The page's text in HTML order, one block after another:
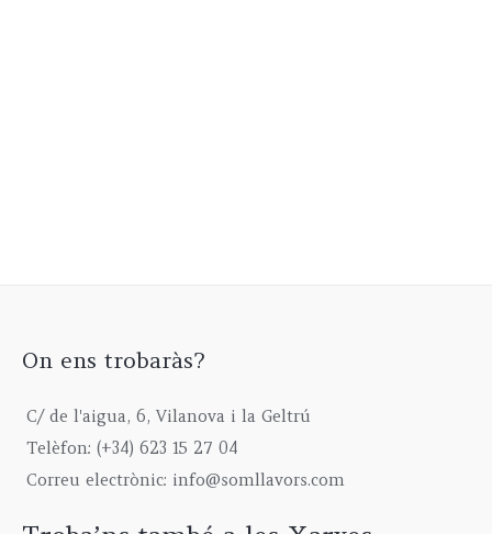
On ens trobaràs?
C/ de l'aigua, 6, Vilanova i la Geltrú
Telèfon: (+34) 623 15 27 04
Correu electrònic: info@somllavors.com